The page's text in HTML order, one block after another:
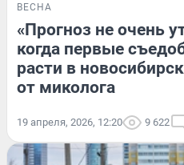
ВЕСНА
«Прогноз не очень
когда первые
расти в
от миколога
19 апреля, 2026, 12:20 9 622